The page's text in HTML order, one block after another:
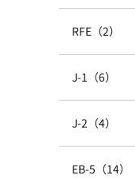
RFE（2）
J-1（6）
J-2（4）
EB-5（14）